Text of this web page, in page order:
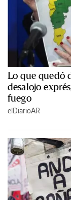
Lo que quedó
desalojo
fuego
elDiarioAR